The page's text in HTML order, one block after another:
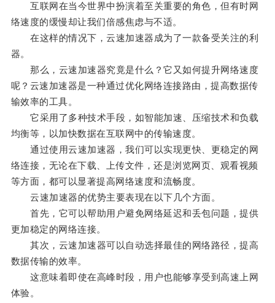
互联网在当今世界中扮演着至关重要的角色，但有时网
络速度的缓慢却让我们倍感焦虑与不适。
在这样的情况下，云速加速器成为了一款备受关注的利
器。
那么，云速加速器究竟是什么？它又如何提升网络速度
呢？云速加速器是一种通过优化网络连接路由，提高数据传
输效率的工具。
它采用了多种技术手段，如智能加速、压缩技术和负载
均衡等，以加快数据在互联网中的传输速度。
通过使用云速加速器，我们可以实现更快、更稳定的网
络连接，无论在下载、上传文件，还是浏览网页、观看视频
等方面，都可以显著提高网络速度和流畅度。
云速加速器的优势主要表现在以下几个方面。
首先，它可以帮助用户避免网络延迟和丢包问题，提供
更加稳定的网络连接。
其次，云速加速器可以自动选择最佳的网络路径，提高
数据传输的效率。
这意味着即使在高峰时段，用户也能够享受到高速上网
体验。